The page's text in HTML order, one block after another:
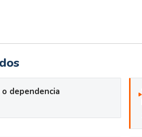
dependencia